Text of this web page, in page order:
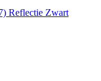
Reflectie Zwart